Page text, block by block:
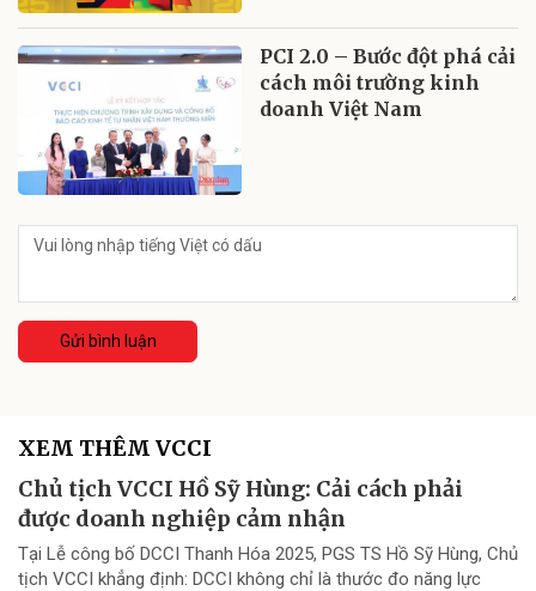
PCI 2.0 – Bước đột phá cải
cách môi trường kinh
doanh Việt Nam
Gửi bình luận
XEM THÊM VCCI
Chủ tịch VCCI Hồ Sỹ Hùng: Cải cách phải
được doanh nghiệp cảm nhận
Tại Lễ công bố DCCI Thanh Hóa 2025, PGS TS Hồ Sỹ Hùng, Chủ
tịch VCCI khẳng định: DCCI không chỉ là thước đo năng lực